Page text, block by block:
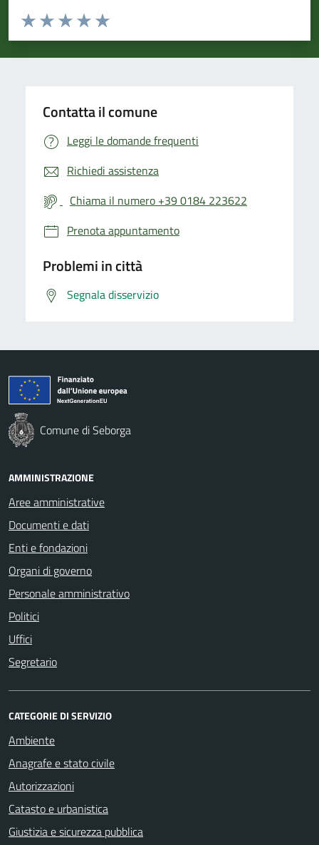
Valuta da 1 a 5 stelle la pagina
Valuta 5 stelle su 5
Valuta 4 stelle su 5
Valuta 3 stelle su 5
Valuta 2 stelle su 5
Valuta 1 stelle su 5
Contatta il comune
Leggi le domande frequenti
Richiedi assistenza
Chiama il numero +39 0184 223622
Prenota appuntamento
Problemi in città
Segnala disservizio
Comune di Seborga
AMMINISTRAZIONE
Aree amministrative
Documenti e dati
Enti e fondazioni
Organi di governo
Personale amministrativo
Politici
Uffici
Segretario
CATEGORIE DI SERVIZIO
Ambiente
Anagrafe e stato civile
Autorizzazioni
Catasto e urbanistica
Giustizia e sicurezza pubblica